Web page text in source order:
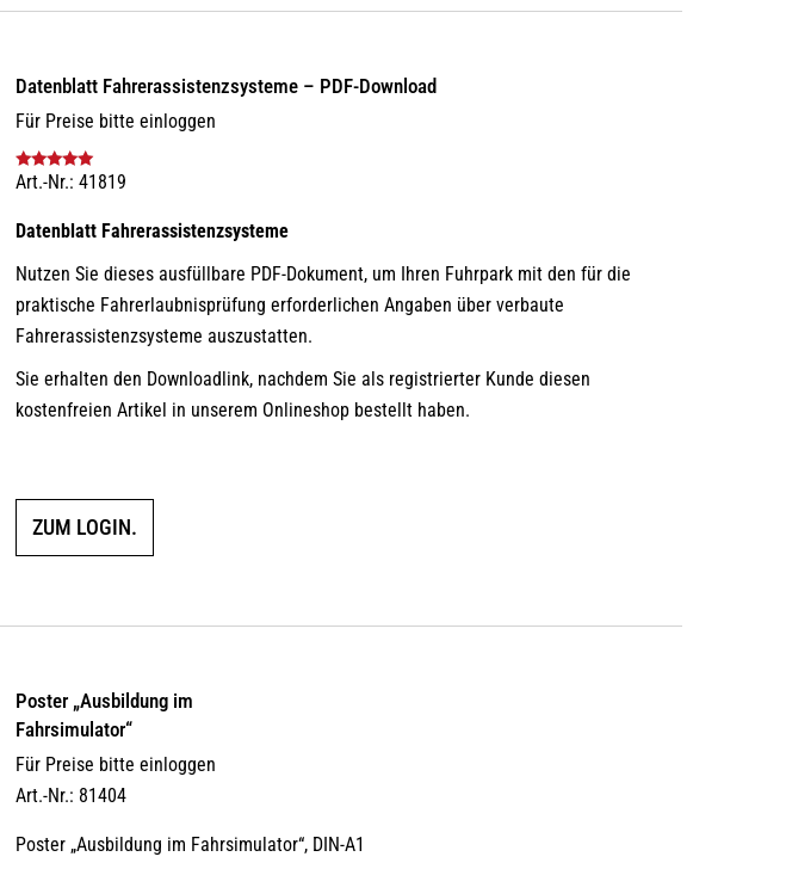
Datenblatt Fahrerassistenzsysteme – PDF-Download
Für Preise bitte einloggen
Bewertet mit
Art.-Nr.: 41819
Datenblatt Fahrerassistenzsysteme
Nutzen Sie dieses ausfüllbare PDF-Dokument, um Ihren Fuhrpark mit den für die
praktische Fahrerlaubnisprüfung erforderlichen Angaben über verbaute
Fahrerassistenzsysteme auszustatten.
Sie erhalten den Downloadlink, nachdem Sie als registrierter Kunde diesen
kostenfreien Artikel in unserem Onlineshop bestellt haben.
ZUM LOGIN.
Poster „Ausbildung im
Fahrsimulator“
Für Preise bitte einloggen
Art.-Nr.: 81404
Poster „Ausbildung im Fahrsimulator“, DIN-A1